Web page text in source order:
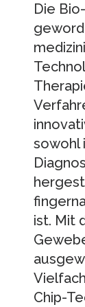
Die
sowohl
ist. Mit
Chip-